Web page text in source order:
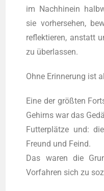
im Nach­hin­ein
sie vor­her­se­hen,
reflek­tie­ren, anstatt
zu überlassen.
Ohne Erin­ne­rung ist
Eine der größten
Gehirns war das
Futterplätze und:
Freund und Feind.
Das waren die
Vor­fah­ren sich zu